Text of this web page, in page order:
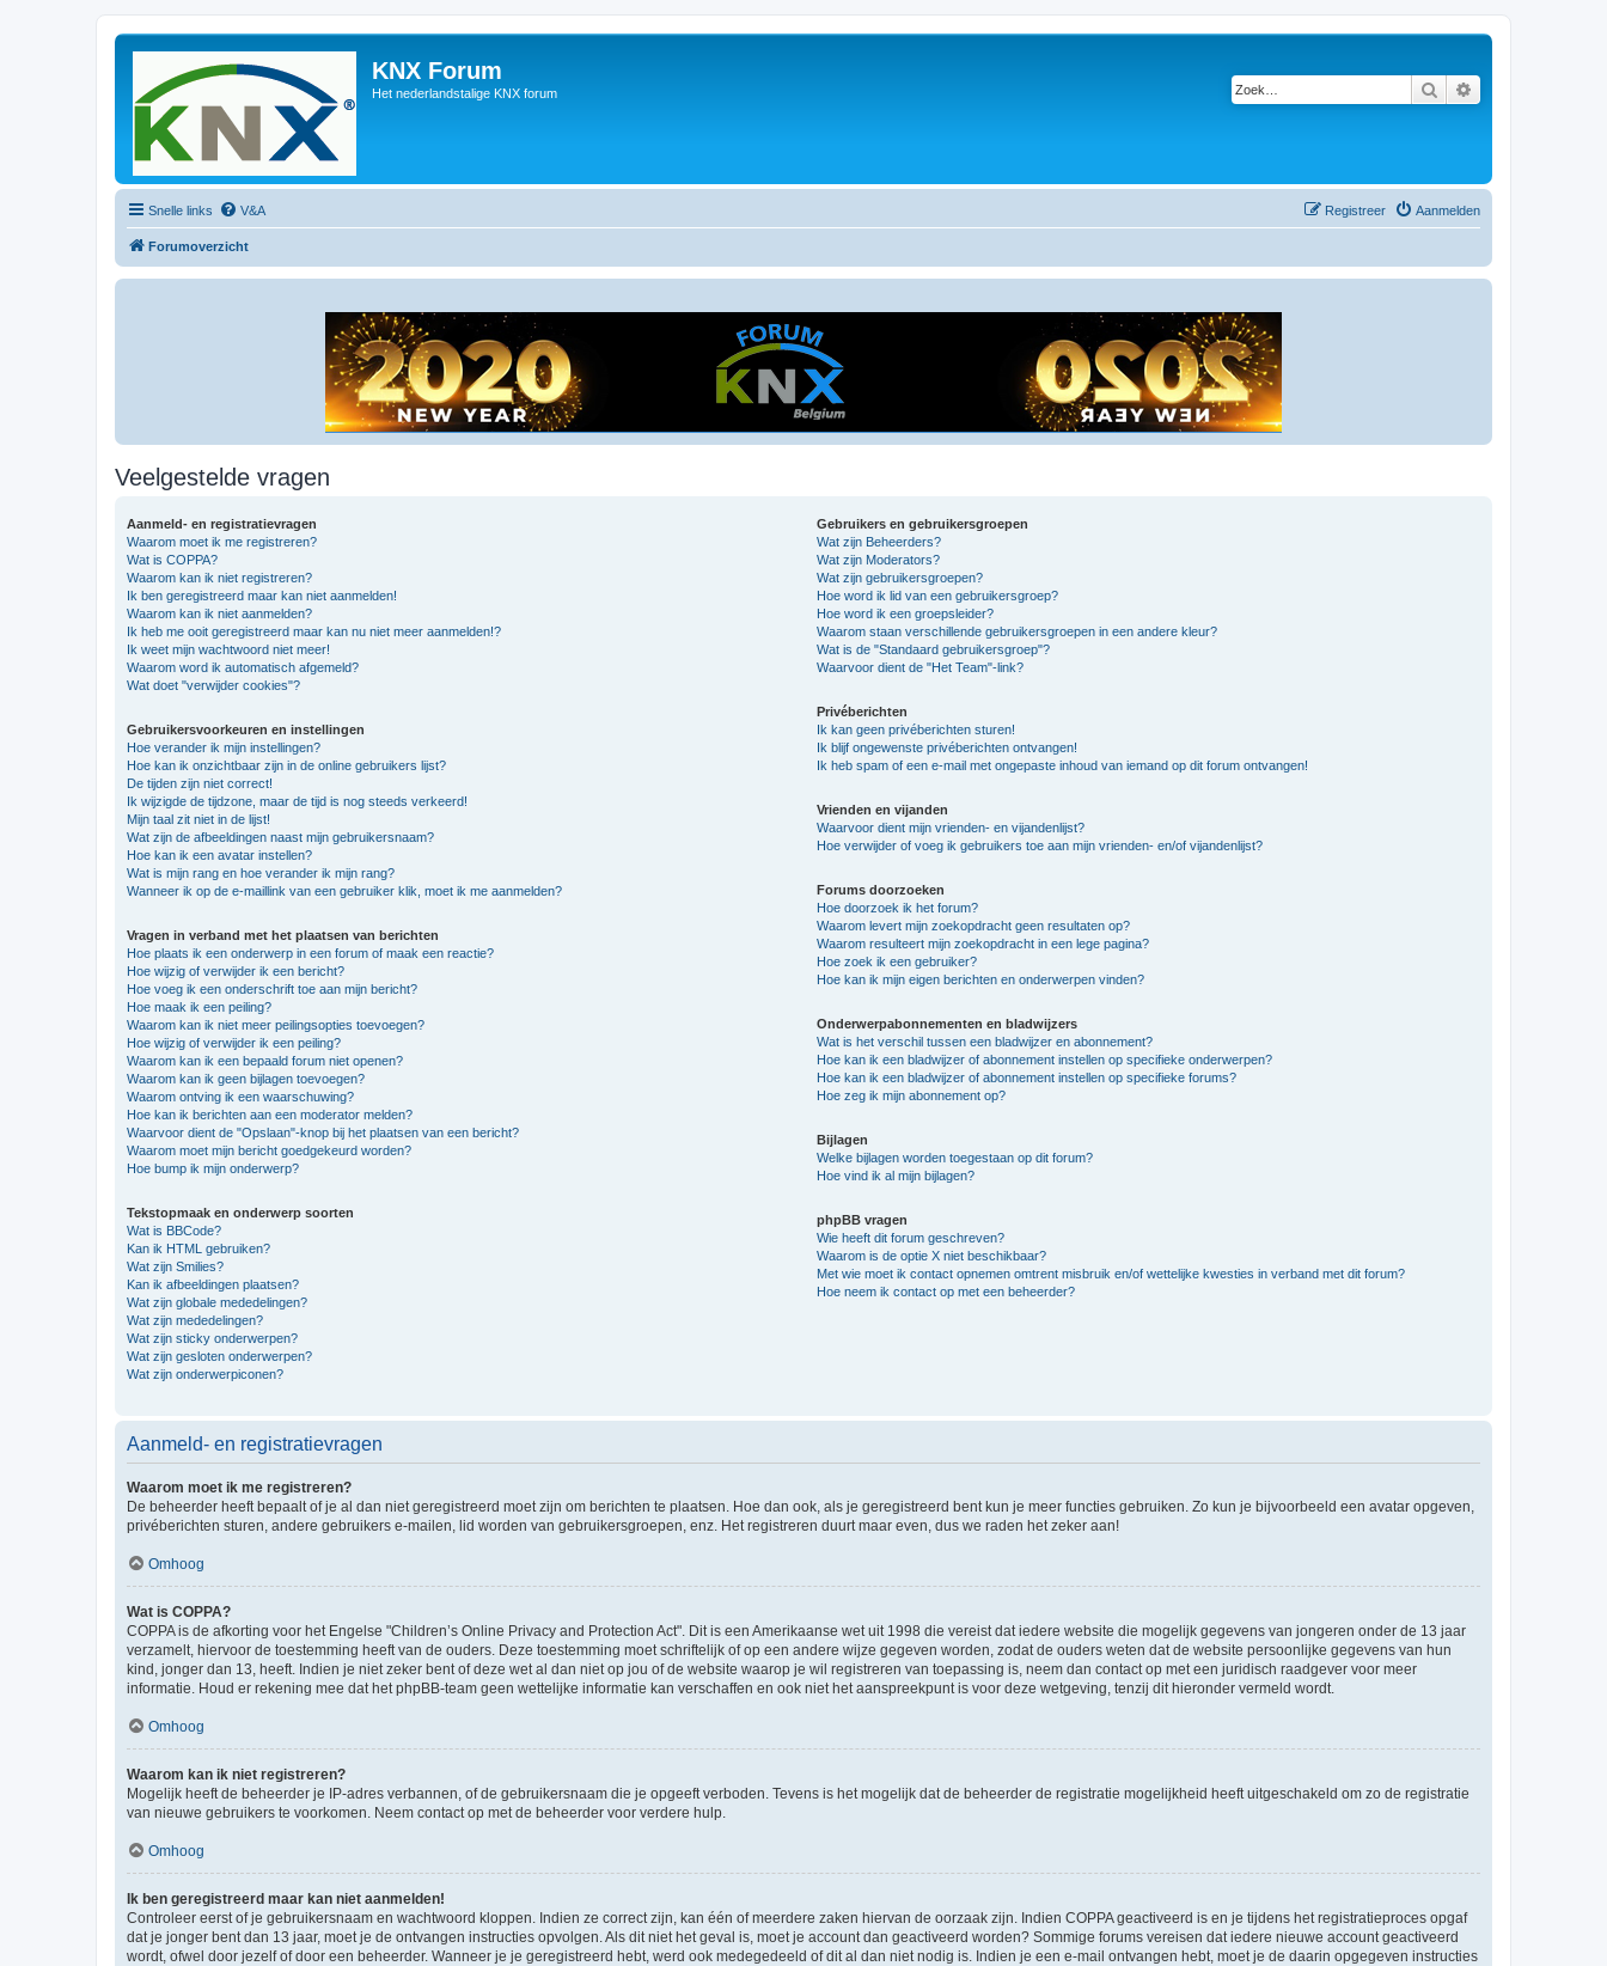
KNX Forum
Het nederlandstalige KNX forum Zoek
Snelle links V&A Aanmelden
Registreer
Forumoverzicht
Veelgestelde vragen
Aanmeld- en registratievragen
Waarom moet ik me registreren?
Wat is COPPA?
Waarom kan ik niet registreren?
Ik ben geregistreerd maar kan niet aanmelden!
Waarom kan ik niet aanmelden?
Ik heb me ooit geregistreerd maar kan nu niet meer aanmelden!?
Ik weet mijn wachtwoord niet meer!
Waarom word ik automatisch afgemeld?
Wat doet "verwijder cookies"?
Gebruikersvoorkeuren en instellingen
Hoe verander ik mijn instellingen?
Hoe kan ik onzichtbaar zijn in de online gebruikers lijst?
De tijden zijn niet correct!
Ik wijzigde de tijdzone, maar de tijd is nog steeds verkeerd!
Mijn taal zit niet in de lijst!
Wat zijn de afbeeldingen naast mijn gebruikersnaam?
Hoe kan ik een avatar instellen?
Wat is mijn rang en hoe verander ik mijn rang?
Wanneer ik op de e-maillink van een gebruiker klik, moet ik me aanmelden?
Vragen in verband met het plaatsen van berichten
Hoe plaats ik een onderwerp in een forum of maak een reactie?
Hoe wijzig of verwijder ik een bericht?
Hoe voeg ik een onderschrift toe aan mijn bericht?
Hoe maak ik een peiling?
Waarom kan ik niet meer peilingsopties toevoegen?
Hoe wijzig of verwijder ik een peiling?
Waarom kan ik een bepaald forum niet openen?
Waarom kan ik geen bijlagen toevoegen?
Waarom ontving ik een waarschuwing?
Hoe kan ik berichten aan een moderator melden?
Waarvoor dient de "Opslaan"-knop bij het plaatsen van een bericht?
Waarom moet mijn bericht goedgekeurd worden?
Hoe bump ik mijn onderwerp?
Tekstopmaak en onderwerp soorten
Wat is BBCode?
Kan ik HTML gebruiken?
Wat zijn Smilies?
Kan ik afbeeldingen plaatsen?
Wat zijn globale mededelingen?
Wat zijn mededelingen?
Wat zijn sticky onderwerpen?
Wat zijn gesloten onderwerpen?
Wat zijn onderwerpiconen?
Gebruikers en gebruikersgroepen
Wat zijn Beheerders?
Wat zijn Moderators?
Wat zijn gebruikersgroepen?
Hoe word ik lid van een gebruikersgroep?
Hoe word ik een groepsleider?
Waarom staan verschillende gebruikersgroepen in een andere kleur?
Wat is de "Standaard gebruikersgroep"?
Waarvoor dient de "Het Team"-link?
Privéberichten
Ik kan geen privéberichten sturen!
Ik blijf ongewenste privéberichten ontvangen!
Ik heb spam of een e-mail met ongepaste inhoud van iemand op dit forum ontvangen!
Vrienden en vijanden
Waarvoor dient mijn vrienden- en vijandenlijst?
Hoe verwijder of voeg ik gebruikers toe aan mijn vrienden- en/of vijandenlijst?
Forums doorzoeken
Hoe doorzoek ik het forum?
Waarom levert mijn zoekopdracht geen resultaten op?
Waarom resulteert mijn zoekopdracht in een lege pagina?
Hoe zoek ik een gebruiker?
Hoe kan ik mijn eigen berichten en onderwerpen vinden?
Onderwerpabonnementen en bladwijzers
Wat is het verschil tussen een bladwijzer en abonnement?
Hoe kan ik een bladwijzer of abonnement instellen op specifieke onderwerpen?
Hoe kan ik een bladwijzer of abonnement instellen op specifieke forums?
Hoe zeg ik mijn abonnement op?
Bijlagen
Welke bijlagen worden toegestaan op dit forum?
Hoe vind ik al mijn bijlagen?
phpBB vragen
Wie heeft dit forum geschreven?
Waarom is de optie X niet beschikbaar?
Met wie moet ik contact opnemen omtrent misbruik en/of wettelijke kwesties in verband met dit forum?
Hoe neem ik contact op met een beheerder?
Aanmeld- en registratievragen
Waarom moet ik me registreren?
De beheerder heeft bepaalt of je al dan niet geregistreerd moet zijn om berichten te plaatsen. Hoe dan ook, als je geregistreerd bent kun je meer functies gebruiken. Zo kun je bijvoorbeeld een avatar opgeven,
privéberichten sturen, andere gebruikers e-mailen, lid worden van gebruikersgroepen, enz. Het registreren duurt maar even, dus we raden het zeker aan!
Omhoog
Wat is COPPA?
COPPA is de afkorting voor het Engelse "Children’s Online Privacy and Protection Act". Dit is een Amerikaanse wet uit 1998 die vereist dat iedere website die mogelijk gegevens van jongeren onder de 13 jaar
verzamelt, hiervoor de toestemming heeft van de ouders. Deze toestemming moet schriftelijk of op een andere wijze gegeven worden, zodat de ouders weten dat de website persoonlijke gegevens van hun
kind, jonger dan 13, heeft. Indien je niet zeker bent of deze wet al dan niet op jou of de website waarop je wil registreren van toepassing is, neem dan contact op met een juridisch raadgever voor meer
informatie. Houd er rekening mee dat het phpBB-team geen wettelijke informatie kan verschaffen en ook niet het aanspreekpunt is voor deze wetgeving, tenzij dit hieronder vermeld wordt.
Omhoog
Waarom kan ik niet registreren?
Mogelijk heeft de beheerder je IP-adres verbannen, of de gebruikersnaam die je opgeeft verboden. Tevens is het mogelijk dat de beheerder de registratie mogelijkheid heeft uitgeschakeld om zo de registratie
van nieuwe gebruikers te voorkomen. Neem contact op met de beheerder voor verdere hulp.
Omhoog
Ik ben geregistreerd maar kan niet aanmelden!
Controleer eerst of je gebruikersnaam en wachtwoord kloppen. Indien ze correct zijn, kan één of meerdere zaken hiervan de oorzaak zijn. Indien COPPA geactiveerd is en je tijdens het registratieproces opgaf
dat je jonger bent dan 13 jaar, moet je de ontvangen instructies opvolgen. Als dit niet het geval is, moet je account dan geactiveerd worden? Sommige forums vereisen dat iedere nieuwe account geactiveerd
wordt, ofwel door jezelf of door een beheerder. Wanneer je je geregistreerd hebt, werd ook medegedeeld of dit al dan niet nodig is. Indien je een e-mail ontvangen hebt, moet je de daarin opgegeven instructies